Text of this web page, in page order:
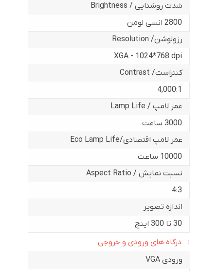
شدت روشنایی / Brightness
2800 انسی لومن
رزولوشن/ Resolution
XGA - 1024*768 dpi
کنتراست/ Contrast
4,000:1
عمر لامپ / Lamp Life
3000 ساعت
عمر لامپ اقتصادی/Eco Lamp Life
10000 ساعت
نسبت نمایش / Aspect Ratio
4:3
اندازه تصویر
30 تا 300 اینچ
درگاه های ورودی و خروجی
ورودی VGA